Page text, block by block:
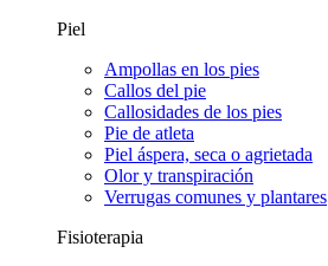
Piel
Ampollas en los pies
Callos del pie
Callosidades de los pies
Pie de atleta
Piel áspera, seca o agrietada
Olor y transpiración
Verrugas comunes y plantares
Fisioterapia